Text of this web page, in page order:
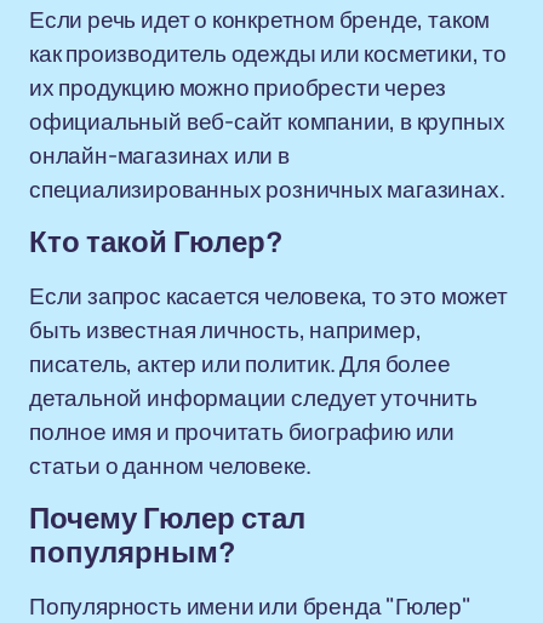
Если речь идет о конкретном бренде, таком
как производитель одежды или косметики, то
их продукцию можно приобрести через
официальный веб-сайт компании, в крупных
онлайн-магазинах или в
специализированных розничных магазинах.
Кто такой Гюлер?
Если запрос касается человека, то это может
быть известная личность, например,
писатель, актер или политик. Для более
детальной информации следует уточнить
полное имя и прочитать биографию или
статьи о данном человеке.
Почему Гюлер стал
популярным?
Популярность имени или бренда "Гюлер"